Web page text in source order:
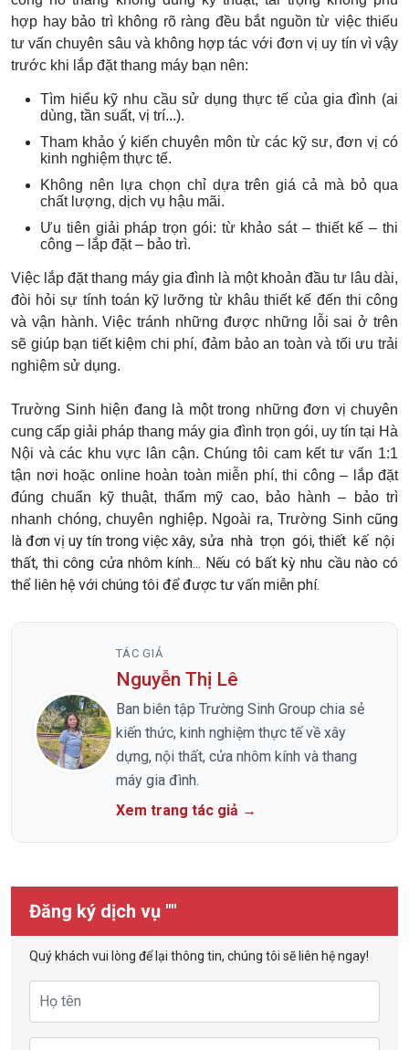
hợp hay bảo trì không rõ ràng đều bắt nguồn từ việc thiếu
tư vấn chuyên sâu và không hợp tác với đơn vị uy tín vì vậy
trước khi lắp đặt thang máy bạn nên:
Tìm hiểu kỹ nhu cầu sử dụng thực tế của gia đình (ai
dùng, tần suất, vị trí...).
Tham khảo ý kiến chuyên môn từ các kỹ sư, đơn vị có
kinh nghiệm thực tế.
Không nên lựa chọn chỉ dựa trên giá cả mà bỏ qua
chất lượng, dịch vụ hậu mãi.
Ưu tiên giải pháp trọn gói: từ khảo sát – thiết kế – thi
công – lắp đặt – bảo trì.
Việc lắp đặt thang máy gia đình là một khoản đầu tư lâu dài,
đòi hỏi sự tính toán kỹ lưỡng từ khâu thiết kế đến thi công
và vận hành. Việc tránh những được những lỗi sai ở trên
sẽ giúp bạn tiết kiệm chi phí, đảm bảo an toàn và tối ưu trải
nghiệm sử dụng.
Trường Sinh hiện đang là một trong những đơn vị chuyên
cung cấp giải pháp thang máy gia đình trọn gói, uy tín tại Hà
Nội và các khu vực lân cận. Chúng tôi cam kết tư vấn 1:1
tận nơi hoặc online hoàn toàn miễn phí, thi công – lắp đặt
đúng chuẩn kỹ thuật, thẩm mỹ cao, bảo hành – bảo trì
nhanh chóng, chuyên nghiệp. Ngoài ra, Trường Sinh cũng
là đơn vị uy tín trong việc xây, sửa nhà trọn gói, thiết kế nội
thất, thi công cửa nhôm kính... Nếu có bất kỳ nhu cầu nào có
thể liên hệ với chúng tôi để được tư vấn miễn phí.
TÁC GIẢ
Nguyễn Thị Lê
Ban biên tập Trường Sinh Group chia sẻ
kiến thức, kinh nghiệm thực tế về xây
dựng, nội thất, cửa nhôm kính và thang
máy gia đình.
Xem trang tác giả →
Đăng ký dịch vụ ""
Quý khách vui lòng để lại thông tin, chúng tôi sẽ liên hệ ngay!